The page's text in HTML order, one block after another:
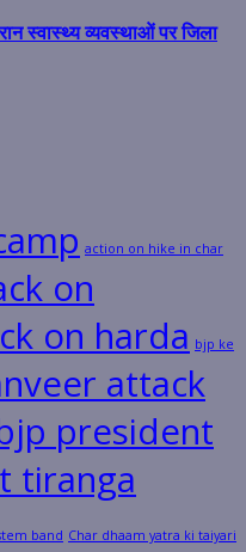
स्वास्थ्य व्यवस्थाओं पर जिला
action on hike in char
on
on harda bjp ke
attack
president
tiranga
band Char dhaam yatra ki taiyari